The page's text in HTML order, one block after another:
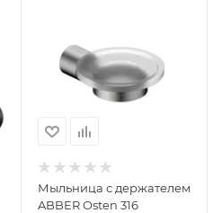
Мыльница с держателем
ABBER Osten 316